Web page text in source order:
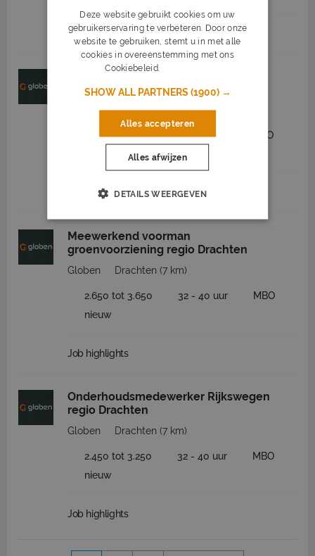
Job highlights
Opperman stratenmaker regio
Drachten
Globen Drachten (7 km)
2.450 tot 3.150 32 - 40 uur
MBO
Job highlights
Meewerkend voorman
groenvoorziening regio Drachten
Globen Drachten (7 km)
2.650 tot 3.650 32 - 40 uur
MBO
nieuw
Job highlights
Onderhoudsmedewerker Rijkswegen
regio Drachten
Globen Drachten (7 km)
2.450 tot 3.250 32 - 40 uur
MBO
nieuw
Job highlights
Deze website gebruikt cookies om uw
gebruikerservaring te verbeteren. Door onze
website te gebruiken, stemt u in met alle
cookies in overeenstemming met ons
Cookiebeleid.
SHOW ALL PARTNERS(1900) →
Alles accepteren
Alles afwijzen
DETAILS WEERGEVEN